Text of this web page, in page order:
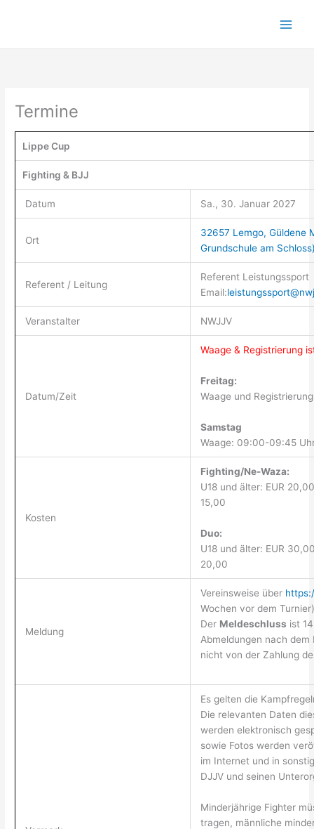
Termine
Lippe Cup
Fighting & BJJ
Datum Sa., 30. Januar 2027
Ort
32657 Lemgo, Güldene
Grundschule am
Referent / Leitung
Referent Leistungssport
Email:
Veranstalter NWJJV
Datum/Zeit
Waage & Registrierung
Freitag:
Waage und
Samstag
Waage: 09:00-09:45
Kosten
Fighting/Ne-Waza:
U18 und älter: EUR
15,00
Duo:
U18 und älter: EUR
20,00
Meldung
Vereinsweise über
Wochen vor dem Turnier)
Der Meldeschluss ist
Abmeldungen nach
nicht von der Zahlung
Es gelten die
Die relevanten Daten
werden elektronisch
sowie Fotos werden
im Internet und in
DJJV und seinen
Minderjährige Fighter
tragen, männliche